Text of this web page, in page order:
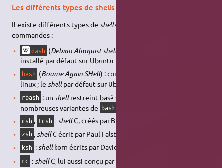
Les différents types de shells
Il existe différents types de shells
commandes :
dash (Debian Almquist shell
installé par défaut sur Ubuntu
bash (Bourne Again SHell) : conçu par le projet
linux ; le shellpar défaut sur Ubuntu
rbash : un shellrestreint basé sur
nombreuses variantes de bash
csh , tcsh :shellC, créés par Bill Joy de Berkeley
zsh ,shellC écrit par Paul Falstad
ksh :shellkorn écrits par David Korn
rc :shellC, lui aussi conçu par le projet